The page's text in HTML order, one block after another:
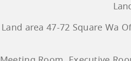
Land area 47-72 Square Wa